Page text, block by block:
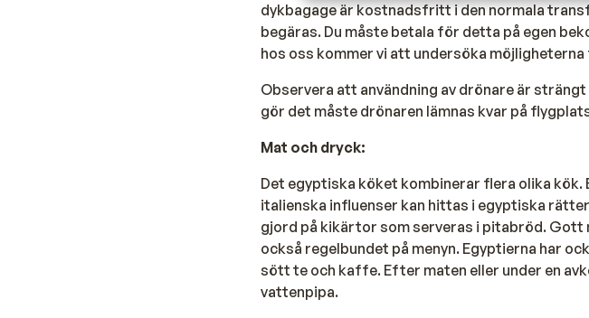
dykbagage är kostnadsfritt i den normala
begäras. Du måste betala för detta på egen
hos oss kommer vi att undersöka
Observera att användning av drönare är
gör det måste drönaren lämnas kvar på
Mat och dryck:
Det egyptiska köket kombinerar flera olika
italienska influenser kan hittas i egyptiska
gjord på kikärtor som serveras i pitabröd.
också regelbundet på menyn. Egyptierna har
sött te och kaffe. Efter maten eller under en
vattenpipa.